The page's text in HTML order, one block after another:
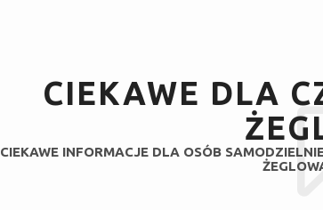
CIEKAWE DLA
CIEKAWE INFORMACJE DLA OSÓB